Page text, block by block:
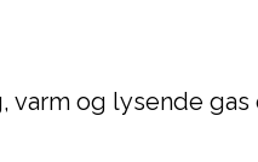
varm og lysende